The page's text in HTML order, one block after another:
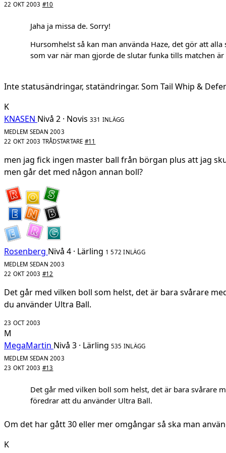
22 OKT 2003 #10
Jaha ja missa de. Sorry!
Hursomhelst så kan man använda Haze, det gör att
som var när man gjorde de slutar funka tills matchen är
Inte statusändringar, statändringar. Som Tail Whip &
K
KNASEN Nivå 2 · Novis 331 INLÄGG
MEDLEM SEDAN 2003
22 OKT 2003 TRÅDSTARTARE #11
men jag fick ingen master ball från börgan plus att jag
men går det med någon annan boll?
Rosenberg Nivå 4 · Lärling 1 572 INLÄGG
MEDLEM SEDAN 2003
22 OKT 2003 #12
Det går med vilken boll som helst, det är bara svårare
du använder Ultra Ball.
23 OCT 2003
M
MegaMartin Nivå 3 · Lärling 535 INLÄGG
MEDLEM SEDAN 2003
23 OKT 2003 #13
Det går med vilken boll som helst, det är bara svårare
föredrar att du använder Ultra Ball.
Om det har gått 30 eller mer omgångar så ska man
K